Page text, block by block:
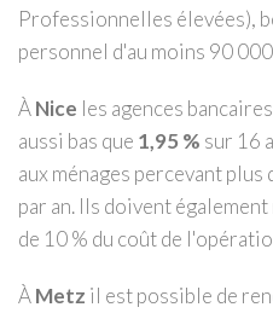
Professionnelles élevées),
personnel d'au moins 90
ÀNice les agences
aussi bas que 1,95 % sur 16
aux ménages percevant
par an. Ils doivent
de 10 % du coût de
ÀMetz il est possible de